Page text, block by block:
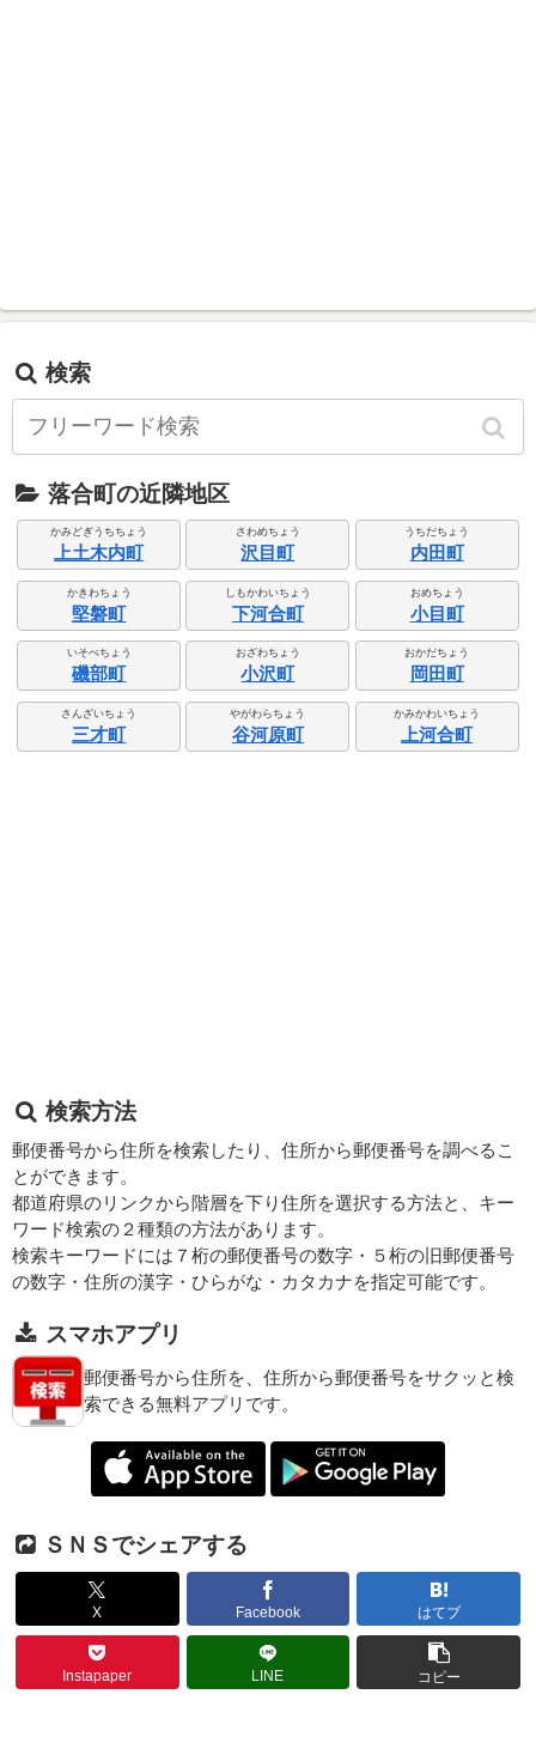
検索
落合町の近隣地区
かみどぎうちちょう
上土木内町
さわめちょう
沢目町
うちだちょう
内田町
かきわちょう
堅磐町
しもかわいちょう
下河合町
おめちょう
小目町
いそべちょう
磯部町
おざわちょう
小沢町
おかだちょう
岡田町
さんざいちょう
三才町
やがわらちょう
谷河原町
かみかわいちょう
上河合町
検索方法
郵便番号から住所を検索したり、住所から郵便番号を調べるこ
とができます。
都道府県のリンクから階層を下り住所を選択する方法と、キー
ワード検索の２種類の方法があります。
検索キーワードには７桁の郵便番号の数字・５桁の旧郵便番号
の数字・住所の漢字・ひらがな・カタカナを指定可能です。
スマホアプリ
郵便番号から住所を、住所から郵便番号をサクッと検
索できる無料アプリです。
ＳＮＳでシェアする
X Facebook はてブ
Instapaper LINE コピー